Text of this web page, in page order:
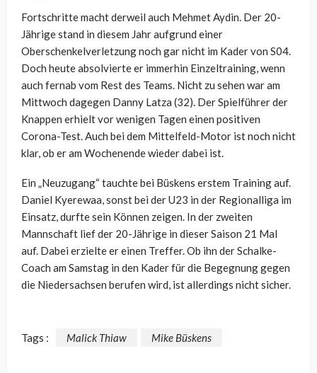
Fortschritte macht derweil auch Mehmet Aydin. Der 20-
Jährige stand in diesem Jahr aufgrund einer
Oberschenkelverletzung noch gar nicht im Kader von S04.
Doch heute absolvierte er immerhin Einzeltraining, wenn
auch fernab vom Rest des Teams. Nicht zu sehen war am
Mittwoch dagegen Danny Latza (32). Der Spielführer der
Knappen erhielt vor wenigen Tagen einen positiven
Corona-Test. Auch bei dem Mittelfeld-Motor ist noch nicht
klar, ob er am Wochenende wieder dabei ist.
Ein „Neuzugang“ tauchte bei Büskens erstem Training auf.
Daniel Kyerewaa, sonst bei der U23 in der Regionalliga im
Einsatz, durfte sein Können zeigen. In der zweiten
Mannschaft lief der 20-Jährige in dieser Saison 21 Mal
auf. Dabei erzielte er einen Treffer. Ob ihn der Schalke-
Coach am Samstag in den Kader für die Begegnung gegen
die Niedersachsen berufen wird, ist allerdings nicht sicher.
Tags : Malick Thiaw Mike Büskens